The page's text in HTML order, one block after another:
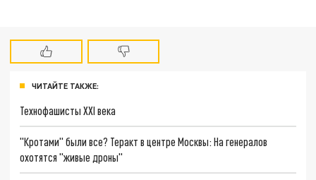
ЧИТАЙТЕ ТАКЖЕ:
Технофашисты XXI века
"Кротами" были все? Теракт в центре Москвы: На генералов
охотятся "живые дроны"